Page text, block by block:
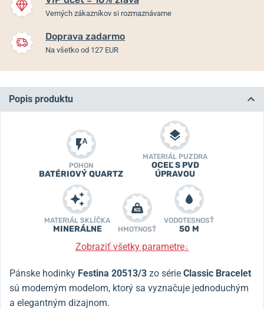
Verných zákazníkov si rozmaznávame
Doprava zadarmo
Na všetko od 127 EUR
Popis produktu
POHON
BATÉRIOVÝ QUARTZ
MATERIÁL PUZDRA
OCEĽ S PVD
ÚPRAVOU
MATERIÁL SKLÍČKA
MINERÁLNE HMOTNOSŤ
VODOTESNOSŤ
50 M
Zobraziť všetky parametre↓
Pánske hodinky Festina 20513/3 zo série Classic Bracelet
sú moderným modelom, ktorý sa vyznačuje jednoduchým
a elegantným dizajnom.